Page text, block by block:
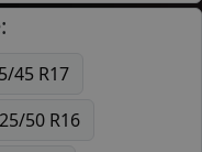
45 R17
50 R16